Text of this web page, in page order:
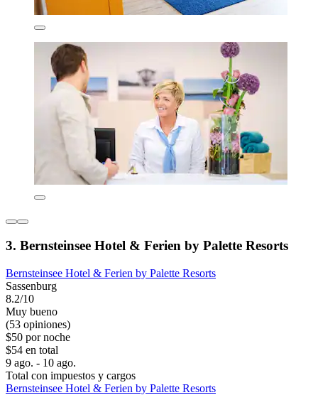
3. Bernsteinsee Hotel & Ferien by Palette Resorts
Bernsteinsee Hotel & Ferien by Palette Resorts
Sassenburg
8.2/10
Muy bueno
(53 opiniones)
$50 por noche
$54 en total
9 ago. - 10 ago.
Total con impuestos y cargos
Bernsteinsee Hotel & Ferien by Palette Resorts